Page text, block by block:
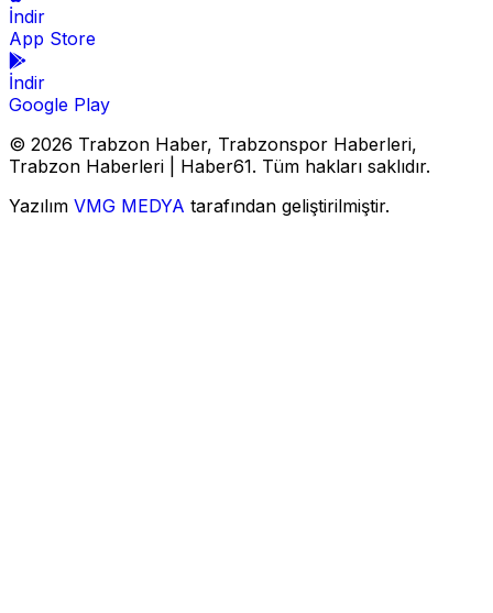
İndir
App Store
İndir
Google Play
© 2026 Trabzon Haber, Trabzonspor Haberleri,
Trabzon Haberleri | Haber61. Tüm hakları saklıdır.
Yazılım VMG MEDYA tarafından geliştirilmiştir.